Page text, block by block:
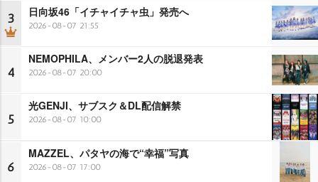
3 日向坂46「イチャイチャ虫」発売へ
2026-08-07 21:55
4
NEMOPHILA、メンバー2人の脱退発表
2026-08-07 20:00
5
光GENJI、サブスク＆DL配信解禁
2026-08-07 10:00
6
MAZZEL、パタヤの海で“幸福”写真
2026-08-07 17:00